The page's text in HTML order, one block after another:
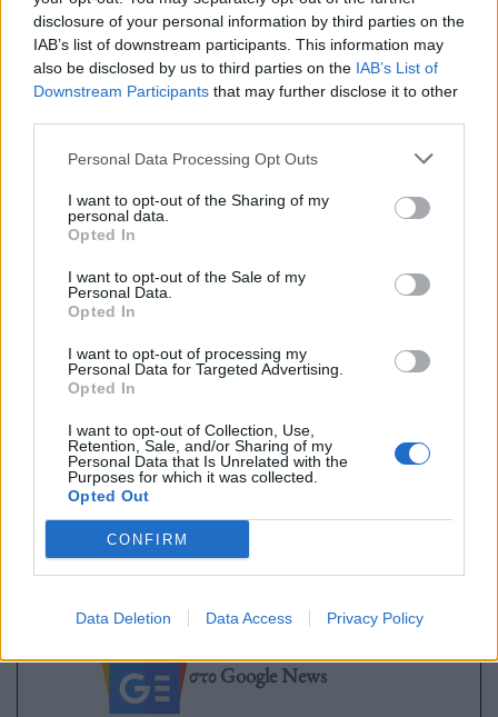
disclosure of your personal information by third parties on the
IAB’s list of downstream participants. This information may
also be disclosed by us to third parties on the IAB’s List of
Downstream Participants that may further disclose it to other
Personal Data Processing Opt Outs
I want to opt-out of the Sharing of my
personal data.
Opted In
I want to opt-out of the Sale of my
Personal Data.
Opted In
I want to opt-out of processing my
Personal Data for Targeted Advertising.
Opted In
I want to opt-out of Collection, Use,
Retention, Sale, and/or Sharing of my
Personal Data that Is Unrelated with the
Purposes for which it was collected.
Opted Out
CONFIRM
Data Deletion Data Access Privacy Policy
Δείτε επίσης:Κοινωνία της κόπωσης: Γιατί η
σύγχρονη εποχή εξελίσσεται σε μια κατάσταση
γενικής εξάντλησης;
στο Google News